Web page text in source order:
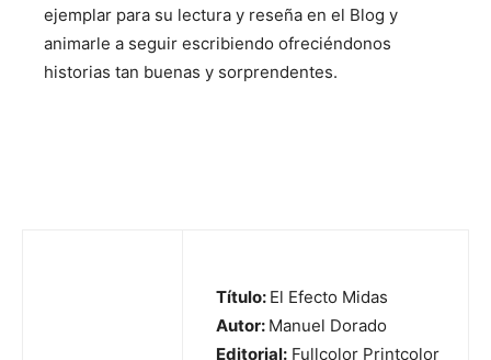
ejemplar para su lectura y reseña en el Blog y
animarle a seguir escribiendo ofreciéndonos
historias tan buenas y sorprendentes.
Título: El Efecto Midas
Autor: Manuel Dorado
Editorial: Fullcolor Printcolor